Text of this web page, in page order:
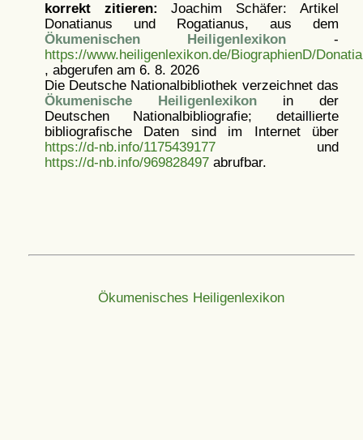
korrekt zitieren: Joachim Schäfer: Artikel
Donatianus und Rogatianus, aus dem
Ökumenischen Heiligenlexikon -
https://www.heiligenlexikon.de/BiographienD/
, abgerufen am 6. 8. 2026
Die Deutsche Nationalbibliothek verzeichnet das
Ökumenische Heiligenlexikonin der
Deutschen Nationalbibliografie; detaillierte
bibliografische Daten sind im Internet über
https://d-nb.info/1175439177und
https://d-nb.info/969828497abrufbar.
Ökumenisches Heiligenlexikon